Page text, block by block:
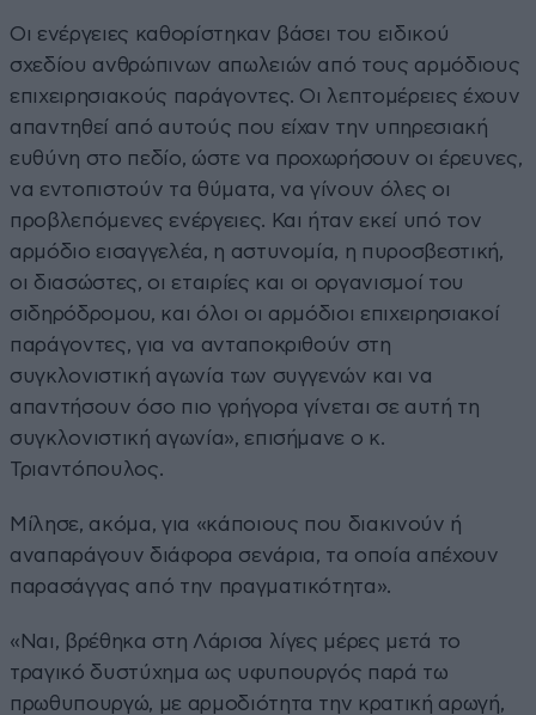
Οι ενέργειες καθορίστηκαν βάσει του ειδικού
σχεδίου ανθρώπινων απωλειών από τους αρμόδιους
επιχειρησιακούς παράγοντες. Οι λεπτομέρειες έχουν
απαντηθεί από αυτούς που είχαν την υπηρεσιακή
ευθύνη στο πεδίο, ώστε να προχωρήσουν οι έρευνες,
να εντοπιστούν τα θύματα, να γίνουν όλες οι
προβλεπόμενες ενέργειες. Και ήταν εκεί υπό τον
αρμόδιο εισαγγελέα, η αστυνομία, η πυροσβεστική,
οι διασώστες, οι εταιρίες και οι οργανισμοί του
σιδηρόδρομου, και όλοι οι αρμόδιοι επιχειρησιακοί
παράγοντες, για να ανταποκριθούν στη
συγκλονιστική αγωνία των συγγενών και να
απαντήσουν όσο πιο γρήγορα γίνεται σε αυτή τη
συγκλονιστική αγωνία», επισήμανε ο κ.
Τριαντόπουλος.
Μίλησε, ακόμα, για «κάποιους που διακινούν ή
αναπαράγουν διάφορα σενάρια, τα οποία απέχουν
παρασάγγας από την πραγματικότητα».
«Ναι, βρέθηκα στη Λάρισα λίγες μέρες μετά το
τραγικό δυστύχημα ως υφυπουργός παρά τω
πρωθυπουργώ, με αρμοδιότητα την κρατική αρωγή,